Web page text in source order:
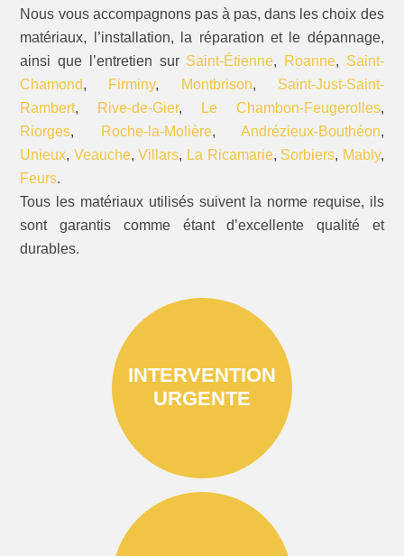
Nous vous accompagnons pas à pas, dans les choix des
matériaux, l’installation, la réparation et le dépannage,
ainsi que l’entretien sur Saint-Étienne, Roanne, Saint-
Chamond, Firminy, Montbrison, Saint-Just-Saint-
Rambert, Rive-de-Gier, Le Chambon-Feugerolles,
Riorges, Roche-la-Molière, Andrézieux-Bouthéon,
Unieux, Veauche,Villars, La Ricamarie, Sorbiers, Mably,
Feurs.
Tous les matériaux utilisés suivent la norme requise, ils
sont garantis comme étant d’excellente qualité et
durables.
INTERVENTION
URGENTE